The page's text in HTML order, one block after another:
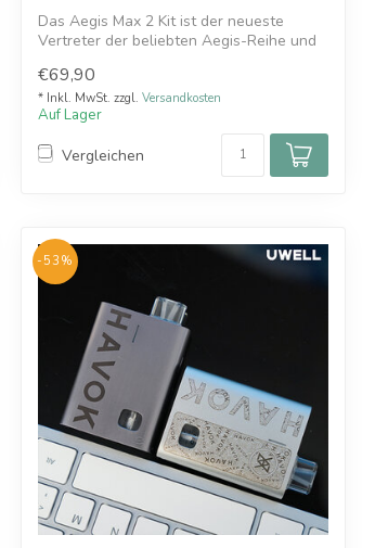
Das Aegis Max 2 Kit ist der neueste
Vertreter der beliebten Aegis-Reihe und
€69,90
* Inkl. MwSt. zzgl. Versandkosten
Auf Lager
Vergleichen
-53%